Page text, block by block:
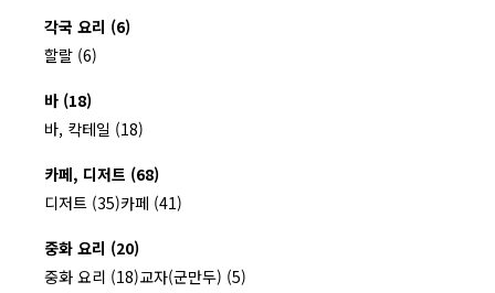
각국 요리 (6)
할랄 (6)
바 (18)
바, 칵테일 (18)
카페, 디저트 (68)
디저트 (35)카페 (41)
중화 요리 (20)
중화 요리 (18)교자(군만두) (5)